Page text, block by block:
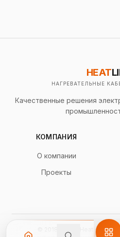
HEAT
НАГРЕВАТЕЛЬНЫЕ
Качественные решения
КОМПАНИЯ
О компании
Проекты
Heatline OÜ.